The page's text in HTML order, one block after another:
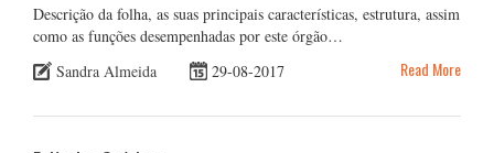
Descrição da folha, as suas principais características, estrutura, assim
como as funções desempenhadas por este órgão…
Sandra Almeida
29-08-2017 Read More